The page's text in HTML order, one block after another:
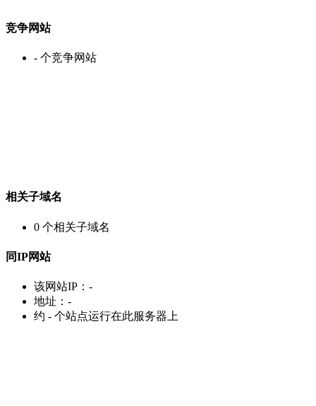
竞争网站
- 个竞争网站
相关子域名
0 个相关子域名
同IP网站
该网站IP： -
地址： -
约 - 个站点运行在此服务器上